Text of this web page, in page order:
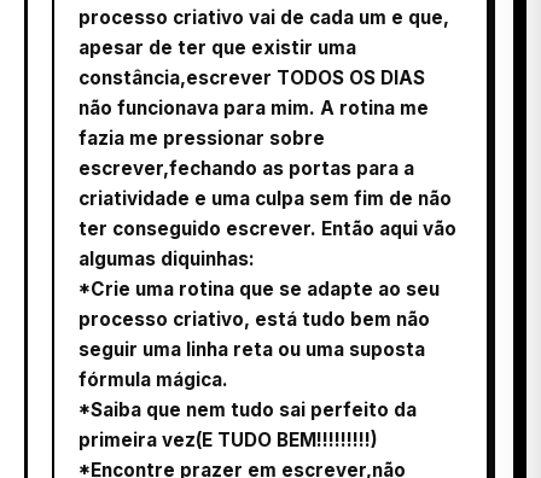
processo criativo vai de cada um e que,
apesar de ter que existir uma
constância,escrever TODOS OS DIAS
não funcionava para mim. A rotina me
fazia me pressionar sobre
escrever,fechando as portas para a
criatividade e uma culpa sem fim de não
ter conseguido escrever. Então aqui vão
algumas diquinhas:
*Crie uma rotina que se adapte ao seu
processo criativo, está tudo bem não
seguir uma linha reta ou uma suposta
fórmula mágica.
*Saiba que nem tudo sai perfeito da
primeira vez(E TUDO BEM!!!!!!!!!)
*Encontre prazer em escrever,não